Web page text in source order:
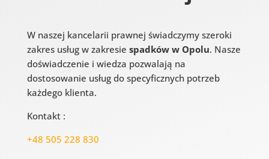
W naszej kancelarii prawnej świadczymy szeroki
zakres usług w zakresie spadków w Opolu. Nasze
doświadczenie i wiedza pozwalają na
dostosowanie usług do specyficznych potrzeb
każdego klienta.
Kontakt :
+48 505 228 830